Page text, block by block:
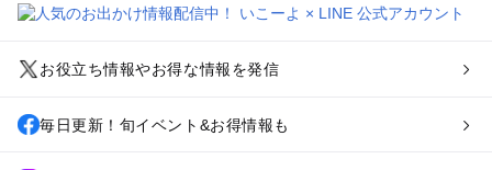
お役立ち情報やお得な情報を発信
毎日更新！旬イベント&お得情報も